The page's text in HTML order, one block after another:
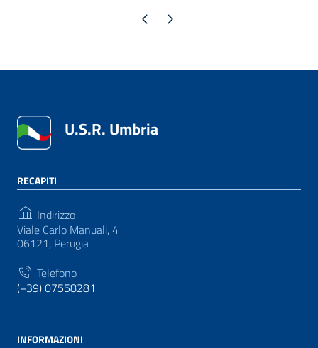
Pagina precedente
Pagina successiva
U.S.R. Umbria
RECAPITI
Indirizzo
Viale Carlo Manuali, 4
06121, Perugia
Telefono
(+39) 07558281
INFORMAZIONI